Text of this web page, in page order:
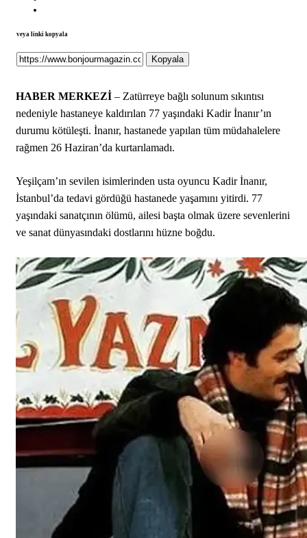
veya linki kopyala
Kopyala
HABER MERKEZİ – Zatürreye bağlı solunum sıkıntısı
nedeniyle hastaneye kaldırılan 77 yaşındaki Kadir İnanır’ın
durumu kötüleşti. İnanır, hastanede yapılan tüm müdahalelere
rağmen 26 Haziran’da kurtarılamadı.
Yeşilçam’ın sevilen isimlerinden usta oyuncu Kadir İnanır,
İstanbul’da tedavi gördüğü hastanede yaşamını yitirdi. 77
yaşındaki sanatçının ölümü, ailesi başta olmak üzere sevenlerini
ve sanat dünyasındaki dostlarını hüzne boğdu.